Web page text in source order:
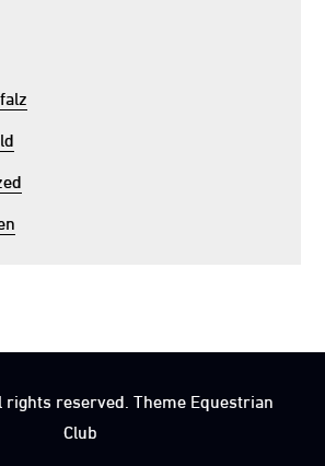
reserved. Theme Equestrian
Club